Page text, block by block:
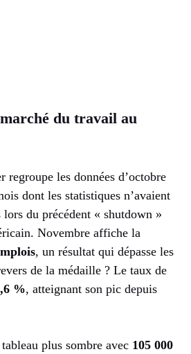
du travail au
regroupe les données d’octobre
dont les statistiques n’avaient
lors du précédent « shutdown »
Novembre affiche la
, un résultat qui dépasse les
de la médaille ? Le taux de
%, atteignant son pic depuis
plus sombre avec 105 000